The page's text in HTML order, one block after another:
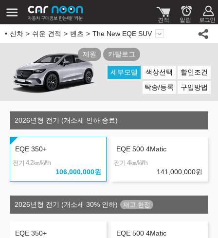
신차 쉬운 견적 벤츠 The New EQE SUV
제원 카탈로그
세부모델 색상선택
할인조건
탁송/등록
구입방법
2026년형 전기 (개소세 인하 종료)
EQE 350+
전기 4.2㎞/㎾h
106,000,000원
EQE 500 4Matic
전기 4㎞/㎾h
141,000,000원
2026년형 전기 (개소세 30% 인하)
EQE 350+ EQE 500 4Matic